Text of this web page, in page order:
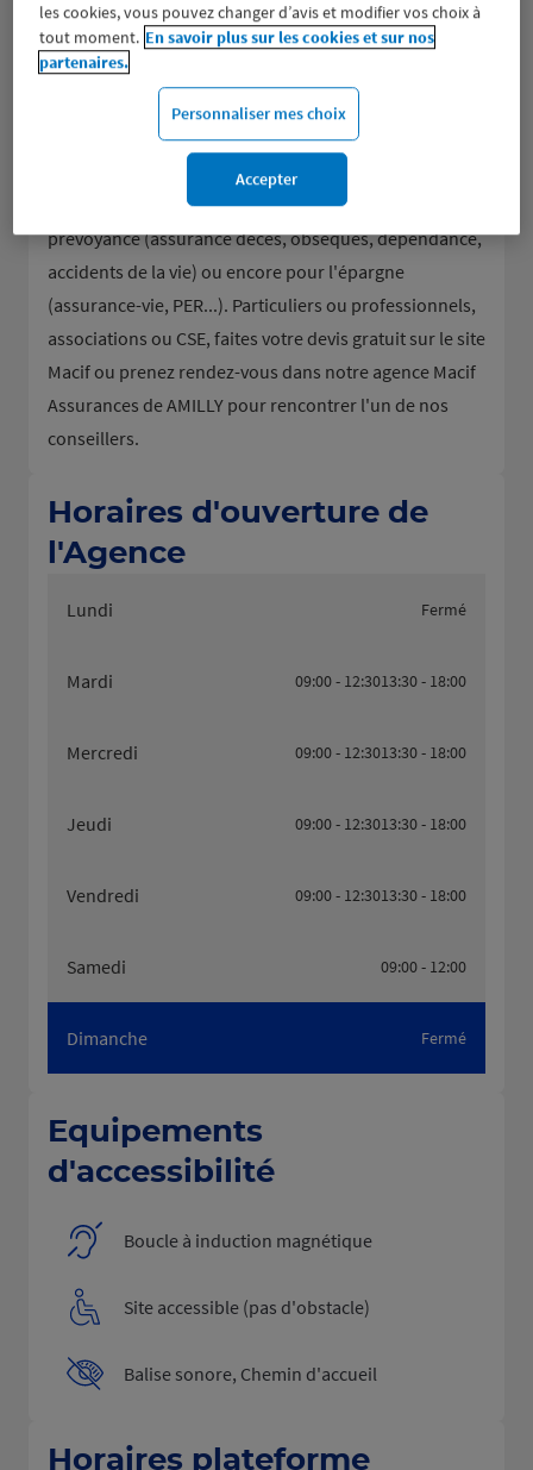
Groupe d’assurance aux valeurs mutualistes, la Macif
donne la parole à ses sociétaires et les accompagne
dans tous leurs besoins en assurance de dommages
(assurance auto et moto, assurance habitation et
scolaire, responsabilité civile...), pour la mutuelle et la
prévoyance (assurance décès, obsèques, dépendance,
accidents de la vie) ou encore pour l'épargne
(assurance-vie, PER...). Particuliers ou professionnels,
associations ou CSE, faites votre devis gratuit sur le site
Macif ou prenez rendez-vous dans notre agence Macif
Assurances de AMILLY pour rencontrer l'un de nos
conseillers.
Horaires d'ouverture de
l'Agence
Lundi Fermé
Mardi 09:00 - 12:3013:30 - 18:00
Mercredi 09:00 - 12:3013:30 - 18:00
Jeudi 09:00 - 12:3013:30 - 18:00
Vendredi 09:00 - 12:3013:30 - 18:00
Samedi 09:00 - 12:00
Dimanche Fermé
Equipements
d'accessibilité
Boucle à induction magnétique
Site accessible (pas d'obstacle)
Balise sonore, Chemin d'accueil
Horaires plateforme
les cookies, vous pouvez changer d’avis et modifier vos choix à
tout moment. En savoir plus sur les cookies et sur nos
partenaires.
Personnaliser mes choix
Accepter